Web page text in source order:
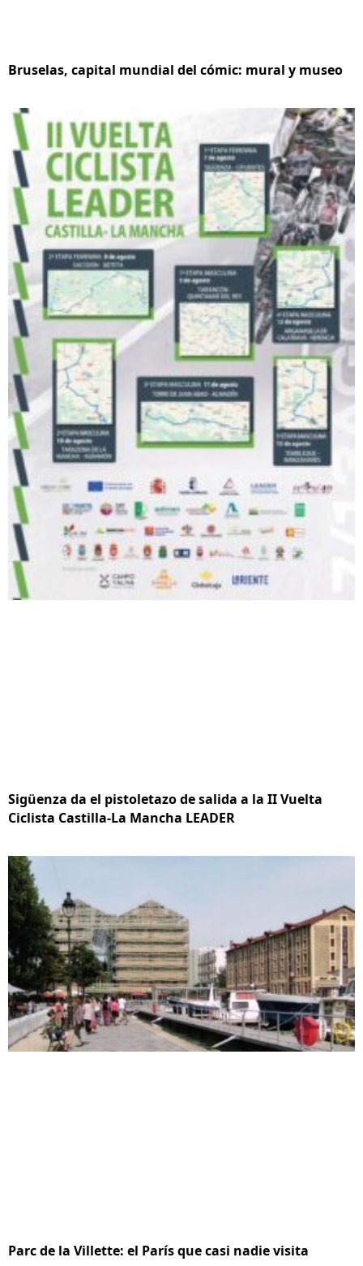
Bruselas, capital mundial del cómic: mural y museo
Sigüenza da el pistoletazo de salida a la II Vuelta
Ciclista Castilla-La Mancha LEADER
Parc de la Villette: el París que casi nadie visita